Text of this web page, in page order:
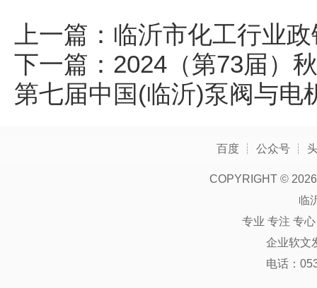
上一篇： 临沂市化工行业
下一篇： 2024（第73届）
第七届中国(临沂)泵阀与电
百度 ┊ 公众号 ┊
COPYRIGHT ©
临
专业 专注 专
企业软文
电话：